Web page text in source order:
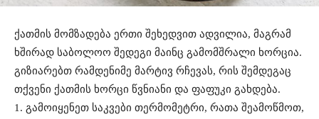
ქათმის მომზადება ერთი შეხედვით ადვილია, მაგრამ
ხშირად საბოლოო შედეგი მაინც გამომშრალი ხორცია.
გიზიარებთ რამდენიმე მარტივ რჩევას, რის შემდეგაც
თქვენი ქათმის ხორცი წვნიანი და ფაფუკი გახდება.
1. გამოიყენეთ საკვები თერმომეტრი, რათა შეამოწმოთ,